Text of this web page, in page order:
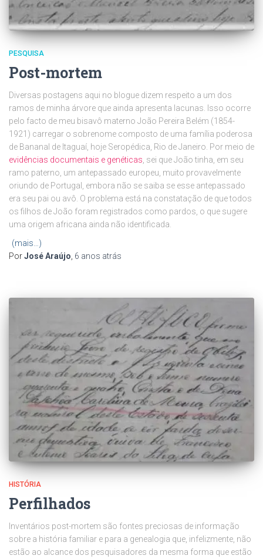
PESQUISA
Post-mortem
Diversas postagens aqui no blogue dizem respeito a um dos
ramos de minha árvore que ainda apresenta lacunas. Isso ocorre
pelo facto de meu bisavô materno João Pereira Belém (1854-
1921) carregar o sobrenome composto de uma família poderosa
de Bananal de Itaguaí, hoje Seropédica, Rio de Janeiro. Por meio de
evidências documentais e genéticas, sei que João tinha, em seu
ramo paterno, um antepassado europeu, muito provavelmente
oriundo de Portugal, embora não se saiba se esse antepassado
era seu pai ou avô. O problema está na constatação de que todos
os filhos de João foram registrados como pardos, o que sugere
uma origem africana ainda não identificada.
(mais…)
PorJosé Araújo, 6 anos atrás
HISTÓRIA
Perfilhados
Inventários post-mortem são fontes preciosas de informação
sobre a história familiar e para a genealogia que, infelizmente, não
estão ao alcance dos pesquisadores da mesma forma que estão